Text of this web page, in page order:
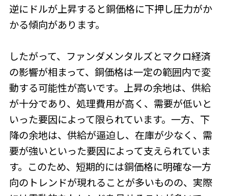
逆にドルが上昇すると銅価格に下押し圧力がか
かる傾向があります。
したがって、ファンダメンタルズとマクロ経済
の影響が相まって、銅価格は一定の範囲内で変
動する可能性が高いです。上昇の余地は、供給
が十分であり、処理費用が高く、需要が低いと
いった要因によって限られています。一方、下
降の余地は、供給が逼迫し、在庫が少なく、需
要が強いといった要因によって支えられていま
す。このため、短期的には銅価格に明確な一方
向のトレンドが現れることが多いものの、実際